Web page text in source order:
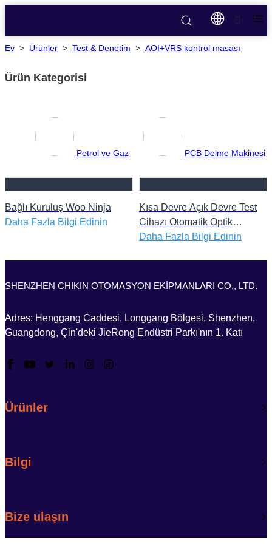
Ev > Ürünler > Test & Denetim > AOI+VRS kontrol masası
Ürün Kategorisi
Petrol ve Gaz PCB Delme Makinesi
Bağlı Kuruluş Woo Ninja
Daha Fazla Bilgi Edinin
Kısa Devre Açık Devre Test
Cihazı Otomatik Optik
Denetim Pcb Test Makinesi
Daha Fazla Bilgi Edinin
SHENZHEN CHIKIN OTOMASYON EKİPMANLARI CO., LTD.
Adres: Henggang Caddesi, Longgang Bölgesi, Shenzhen,
Guangdong, Çin'deki JieRong Endüstri Parkı'nın 1. Katı
Ürünler
Bilgi
Bize ulaşın